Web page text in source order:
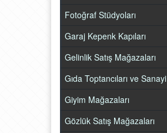
Fotoğraf Stüdyoları
Garaj Kepenk Kapıları
Gelinlik Satış Mağazaları
Gıda Toptancıları ve Sanayi
Giyim Mağazaları
Gözlük Satış Mağazaları